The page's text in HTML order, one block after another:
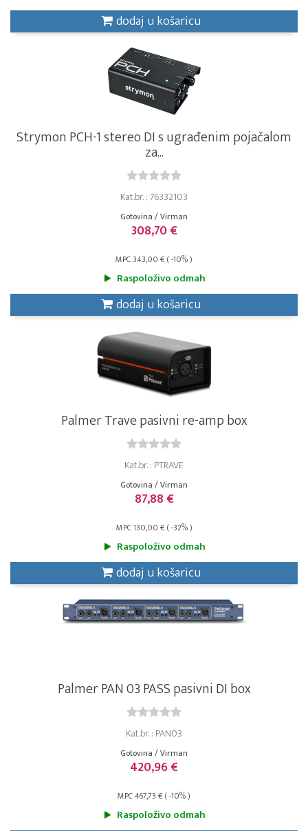
dodaj u košaricu
Strymon PCH-1 stereo DI s ugrađenim pojačalom
za...
Kat.br. : 76332103
Gotovina / Virman
308,70 €
MPC 343,00 € ( -10% )
Raspoloživo odmah
dodaj u košaricu
Palmer Trave pasivni re-amp box
Kat.br. : PTRAVE
Gotovina / Virman
87,88 €
MPC 130,00 € ( -32% )
Raspoloživo odmah
dodaj u košaricu
Palmer PAN 03 PASS pasivni DI box
Kat.br. : PAN03
Gotovina / Virman
420,96 €
MPC 467,73 € ( -10% )
Raspoloživo odmah